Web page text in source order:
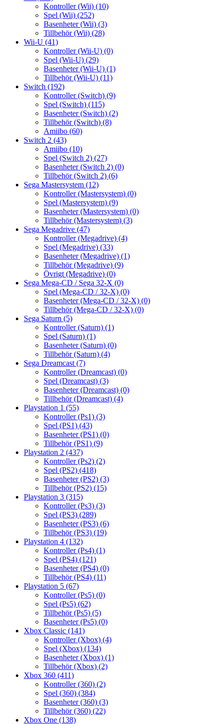
Kontroller (Wii) (10)
Spel (Wii) (252)
Basenheter (Wii) (3)
Tillbehör (Wii) (28)
Wii-U (41)
Kontroller (Wii-U) (0)
Spel (Wii-U) (29)
Basenheter (Wii-U) (1)
Tillbehör (Wii-U) (11)
Switch (192)
Kontroller (Switch) (9)
Spel (Switch) (115)
Basenheter (Switch) (2)
Tillbehör (Switch) (8)
Amiibo (60)
Switch 2 (43)
Amiibo (10)
Spel (Switch 2) (27)
Basenheter (Switch 2) (0)
Tillbehör (Switch 2) (6)
Sega Mastersystem (12)
Kontroller (Mastersystem) (0)
Spel (Mastersystem) (9)
Basenheter (Mastersystem) (0)
Tillbehör (Mastersystem) (3)
Sega Megadrive (47)
Kontroller (Megadrive) (4)
Spel (Megadrive) (33)
Basenheter (Megadrive) (1)
Tillbehör (Megadrive) (9)
Övrigt (Megadrive) (0)
Sega Mega-CD / Sega 32-X (0)
Spel (Mega-CD / 32-X) (0)
Basenheter (Mega-CD / 32-X) (0)
Tillbehör (Mega-CD / 32-X) (0)
Sega Saturn (5)
Kontroller (Saturn) (1)
Spel (Saturn) (1)
Basenheter (Saturn) (0)
Tillbehör (Saturn) (4)
Sega Dreamcast (7)
Kontroller (Dreamcast) (0)
Spel (Dreamcast) (3)
Basenheter (Dreamcast) (0)
Tillbehör (Dreamcast) (4)
Playstation 1 (55)
Kontroller (Ps1) (3)
Spel (PS1) (43)
Basenheter (PS1) (0)
Tillbehör (PS1) (9)
Playstation 2 (437)
Kontroller (Ps2) (2)
Spel (PS2) (418)
Basenheter (PS2) (3)
Tillbehör (PS2) (15)
Playstation 3 (315)
Kontroller (Ps3) (3)
Spel (PS3) (289)
Basenheter (PS3) (6)
Tillbehör (PS3) (19)
Playstation 4 (132)
Kontroller (Ps4) (1)
Spel (PS4) (121)
Basenheter (PS4) (0)
Tillbehör (PS4) (11)
Playstation 5 (67)
Kontroller (Ps5) (0)
Spel (Ps5) (62)
Tillbehör (Ps5) (5)
Basenheter (Ps5) (0)
Xbox Classic (141)
Kontroller (Xbox) (4)
Spel (Xbox) (134)
Basenheter (Xbox) (1)
Tillbehör (Xbox) (2)
Xbox 360 (411)
Kontroller (360) (2)
Spel (360) (384)
Basenheter (360) (3)
Tillbehör (360) (22)
Xbox One (138)